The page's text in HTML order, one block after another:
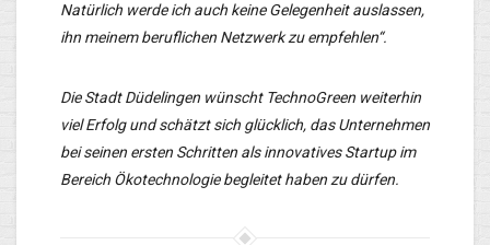
Natürlich werde ich auch keine Gelegenheit auslassen,
ihn meinem beruflichen Netzwerk zu empfehlen“.
Die Stadt Düdelingen wünscht TechnoGreen weiterhin
viel Erfolg und schätzt sich glücklich, das Unternehmen
bei seinen ersten Schritten als innovatives Startup im
Bereich Ökotechnologie begleitet haben zu dürfen.